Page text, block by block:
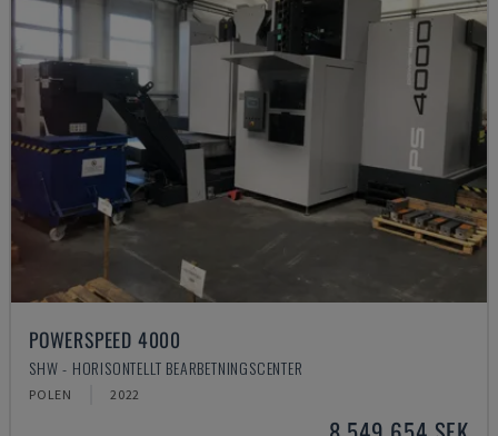
POWERSPEED 4000
SHW - HORISONTELLT BEARBETNINGSCENTER
POLEN 2022